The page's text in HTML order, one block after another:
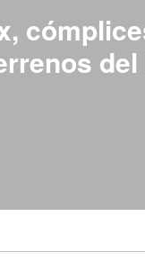
del